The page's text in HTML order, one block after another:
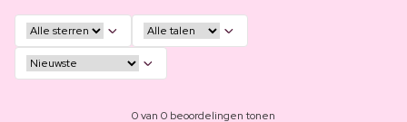
0 van 0 beoordelingen tonen